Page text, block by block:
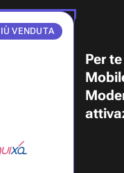
VENDUTA
Per